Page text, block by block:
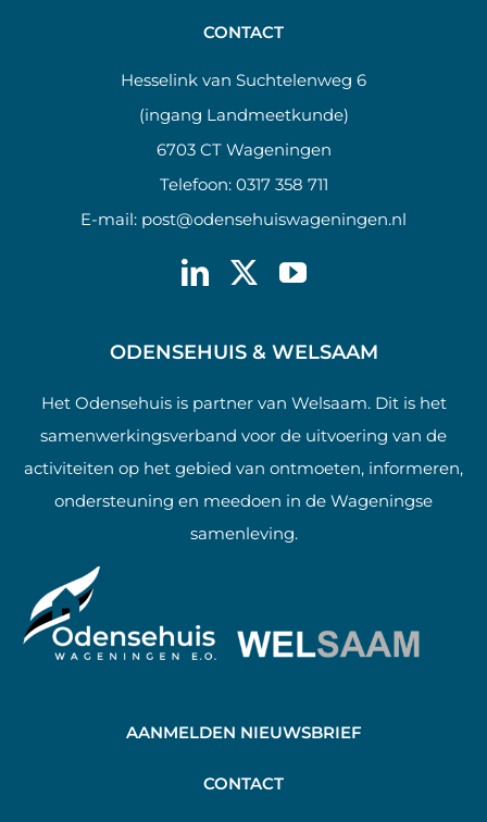
CONTACT
Hesselink van Suchtelenweg 6
(ingang Landmeetkunde)
6703 CT Wageningen
Telefoon: 0317 358 711
E-mail: post@odensehuiswageningen.nl
ODENSEHUIS & WELSAAM
Het Odensehuis is partner van Welsaam. Dit is het
samenwerkingsverband voor de uitvoering van de
activiteiten op het gebied van ontmoeten, informeren,
ondersteuning en meedoen in de Wageningse
samenleving.
AANMELDEN NIEUWSBRIEF
CONTACT